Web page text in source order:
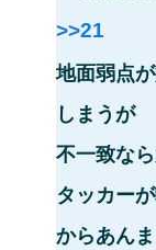
>>21
地面弱点
しまうが
不一致な
タッカー
からあん